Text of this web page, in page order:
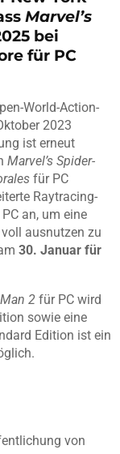
Marvel’s
bei
für PC
World-Action-
2023
ist erneut
Marvel’s Spider-
für PC
Raytracing-
an, um eine
ausnutzen zu
30. Januar für
2 für PC wird
sowie eine
Edition ist ein
von